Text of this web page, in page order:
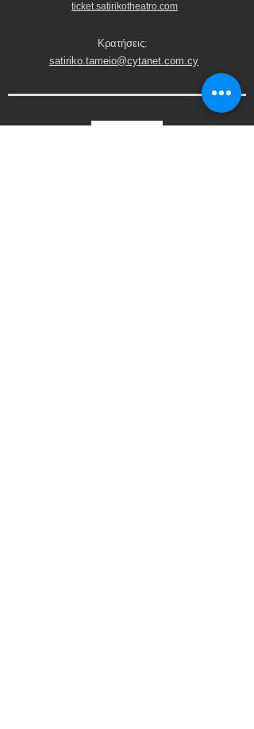
ticket.satirikotheatro.com
Κρατήσεις:
satiriko.tameio@cytanet.com.cy